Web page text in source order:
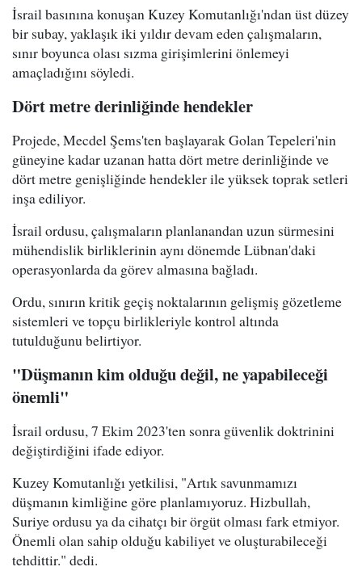
İsrail basınına konuşan Kuzey Komutanlığı'ndan üst düzey
bir subay, yaklaşık iki yıldır devam eden çalışmaların,
sınır boyunca olası sızma girişimlerini önlemeyi
amaçladığını söyledi.
Dört metre derinliğinde hendekler
Projede, Mecdel Şems'ten başlayarak Golan Tepeleri'nin
güneyine kadar uzanan hatta dört metre derinliğinde ve
dört metre genişliğinde hendekler ile yüksek toprak setleri
inşa ediliyor.
İsrail ordusu, çalışmaların planlanandan uzun sürmesini
mühendislik birliklerinin aynı dönemde Lübnan'daki
operasyonlarda da görev almasına bağladı.
Ordu, sınırın kritik geçiş noktalarının gelişmiş gözetleme
sistemleri ve topçu birlikleriyle kontrol altında
tutulduğunu belirtiyor.
"Düşmanın kim olduğu değil, ne yapabileceği
önemli"
İsrail ordusu, 7 Ekim 2023'ten sonra güvenlik doktrinini
değiştirdiğini ifade ediyor.
Kuzey Komutanlığı yetkilisi, "Artık savunmamızı
düşmanın kimliğine göre planlamıyoruz. Hizbullah,
Suriye ordusu ya da cihatçı bir örgüt olması fark etmiyor.
Önemli olan sahip olduğu kabiliyet ve oluşturabileceği
tehdittir." dedi.